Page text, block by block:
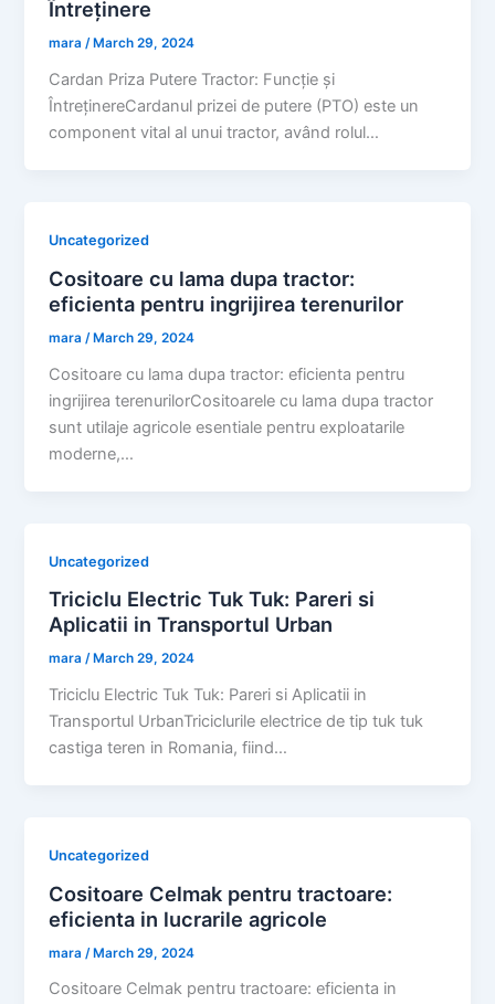
Întreținere
mara/ March 29, 2024
Cardan Priza Putere Tractor: Funcție și
ÎntreținereCardanul prizei de putere (PTO) este un
component vital al unui tractor, având rolul…
Uncategorized
Cositoare cu lama dupa tractor:
eficienta pentru ingrijirea terenurilor
mara /March 29, 2024
Cositoare cu lama dupa tractor: eficienta pentru
ingrijirea terenurilorCositoarele cu lama dupa tractor
sunt utilaje agricole esentiale pentru exploatarile
moderne,…
Uncategorized
Triciclu Electric Tuk Tuk: Pareri si
Aplicatii in Transportul Urban
mara/ March 29, 2024
Triciclu Electric Tuk Tuk: Pareri si Aplicatii in
Transportul UrbanTriciclurile electrice de tip tuk tuk
castiga teren in Romania, fiind…
Uncategorized
Cositoare Celmak pentru tractoare:
eficienta in lucrarile agricole
mara /March 29, 2024
Cositoare Celmak pentru tractoare: eficienta in